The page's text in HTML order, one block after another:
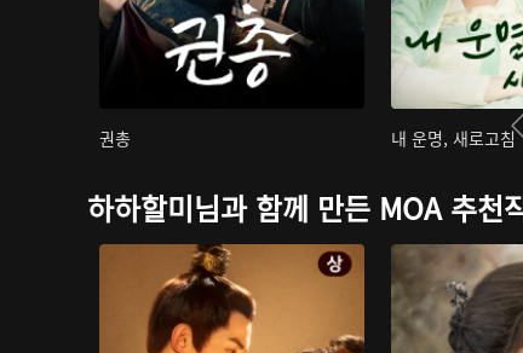
권총 내 운명, 새로고침
하하할미님과 함께 만든 MOA 추천